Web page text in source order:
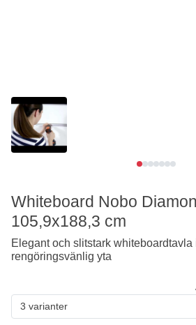
3 varianter
Whiteboard Nobo
105,9x188,3 cm
Elegant och slitstark whiteboardtavla
rengöringsvänlig yta